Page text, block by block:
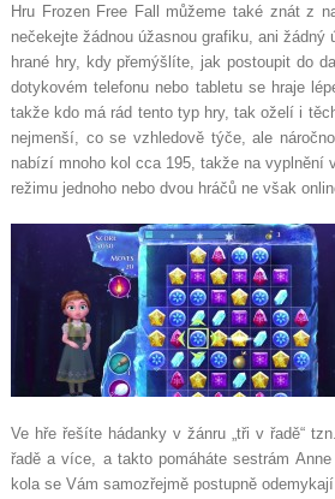
Hru Frozen Free Fall můžeme také znát z
nečekejte žádnou úžasnou grafiku, ani
hrané hry, kdy přemýšlíte, jak postoupit do
dotykovém telefonu nebo tabletu se hraje
takže kdo má rád tento typ hry, tak oželí i
nejmenší, co se vzhledově týče, ale
nabízí mnoho kol cca 195, takže na vyplnění
režimu jednoho nebo dvou hráčů ne však
Ve hře řešíte hádanky v žánru „tři v řadě“
řadě a více, a takto pomáháte sestrám
kola se Vám samozřejmě postupně